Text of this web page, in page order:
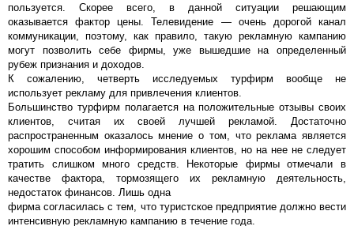
пользуется. Скорее всего, в данной ситуации решающим
оказывается фактор цены. Телевидение — очень дорогой канал
коммуникации, поэтому, как правило, такую рекламную кампанию
могут позволить себе фирмы, уже вышедшие на определенный
рубеж признания и доходов.
К сожалению, четверть исследуемых турфирм вообще не
использует рекламу для привлечения клиентов.
Большинство турфирм полагается на положительные отзывы своих
клиентов, считая их своей лучшей рекламой. Достаточно
распространенным оказалось мнение о том, что реклама является
хорошим способом информирования клиентов, но на нее не следует
тратить слишком много средств. Некоторые фирмы отмечали в
качестве фактора, тормозящего их рекламную деятельность,
недостаток финансов. Лишь одна
фирма согласилась с тем, что туристское предприятие должно вести
интенсивную рекламную кампанию в течение года.